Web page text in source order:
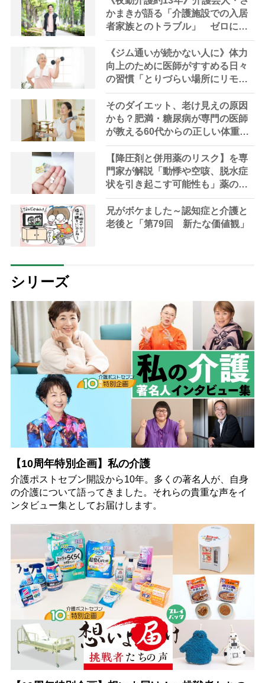
かまきが語る「介護施設での入居
者家族とのトラブル」 ゼロには
できない「転倒事故」へのクレー
ムに現場は疲弊
《ジム通いが続かない人に》体力
向上のために医師がすすめる日々
の習慣「とりづらい場所にリモコ
ン」でも運動に、寝る前には寝転
んで「自転車こぎ」
そのダイエット、老け見えの原因
かも？肥満・糖尿病が専門の医師
が教える60代からの正しい体重管
理術
【降圧剤と併用薬のリスク】を専
門家が解説「動悸や空咳、脱水症
状を引き起こす可能性も」薬のタ
イプ別副作用の確認を
兄がボケました～認知症と介護と
老後と「第79回 新たな価値観」
シリーズ
【10周年特別企画】私の介護
介護ポストセブン開設から10年。多くの著名人が、自身
の介護について語ってきました。それらの貴重な声をイ
ンタビュー集としてお届けします。